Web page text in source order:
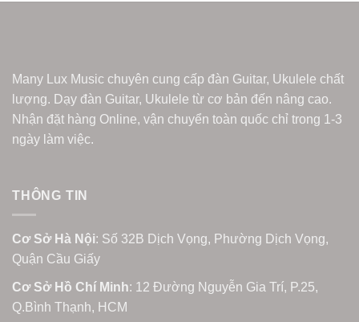
Many Lux Music chuyên cung cấp đàn Guitar, Ukulele chất
lượng. Dạy đàn Guitar, Ukulele từ cơ bản đến nâng cao.
Nhận đặt hàng Online, vận chuyển toàn quốc chỉ trong 1-3
ngày làm việc.
THÔNG TIN
Cơ Sở Hà Nội: Số 32B Dịch Vọng, Phường Dịch Vọng,
Quận Cầu Giấy
Cơ Sở Hồ Chí Minh: 12 Đường Nguyễn Gia Trí, P.25,
Q.Bình Thạnh, HCM